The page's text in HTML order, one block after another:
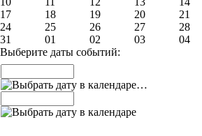
17
18 19 20 21
24
25 26 27 28
31
01 02 03 04
Выберите даты событий:
…